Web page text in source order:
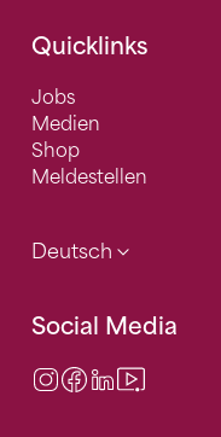
Quicklinks
Jobs
Medien
Shop
Meldestellen
Deutsch
Social Media
Instagram
Facebook
LinkedIn